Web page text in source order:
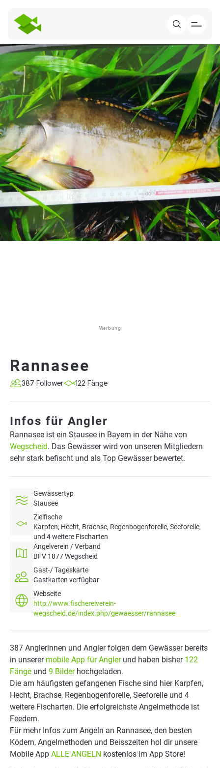
Werbung
Rannasee
387 Follower 122 Fänge
Infos für Angler
Rannasee ist ein Stausee in Bayern in der Nähe von
Wegscheid. Das Gewässer wird von unseren Mitgliedern
sehr stark befischt und als Top Gewässer bewertet.
Gewässertyp
Stausee
Zielfische
Karpfen, Hecht, Brachse, Regenbogenforelle, Seeforelle,
und 4 weitere Fischarten
Angelverein / Verband
BFV 1877 Wegscheid
Gast-/ Tageskarte
Gastkarten verfügbar
Webseite
http://www.fischereiverein-
wegscheid.de/index.php/gewaesser/rannasee
387 Anglerinnen und Angler folgen dem Gewässer bereits
in unserer mobile App für Anglerund haben bisher 122
Fänge und 9 Bilderhochgeladen.
Die am häufigsten gefangenen Fische sind hier Karpfen,
Hecht, Brachse, Regenbogenforelle, Seeforelle und 4
weitere Fischarten. Die erfolgreichste Angelmethode ist
Feedern.
Für mehr Infos zum Angeln an Rannasee, den besten
Ködern, Angelmethoden und Beisszeiten hol dir unsere
Mobile App ALLE ANGELN kostenlos im App Store!